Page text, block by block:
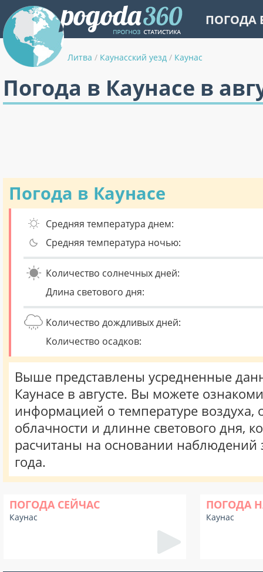
ПОГОДА
Литва / Каунасский уезд / Каунас
Погода в Каунасе в
Погода в Каунасе
Средняя температура днем:
Средняя температура ночью:
Количество солнечных дней:
Длина светового дня:
Количество дождливых дней:
Количество осадков:
Выше представлены усредненные
Каунасе в августе. Вы можете
информацией о температуре воздуха,
облачности и длинне светового дня,
расчитаны на основании наблюдений
года.
ПОГОДА СЕЙЧАС
Каунас
ПОГОДА
Каунас